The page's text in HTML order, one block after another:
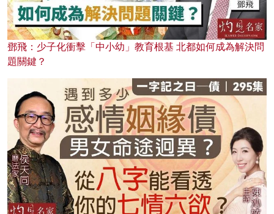
鄧飛：少子化衝擊「中小幼」教育根基 北都如何成為解決問
題關鍵？